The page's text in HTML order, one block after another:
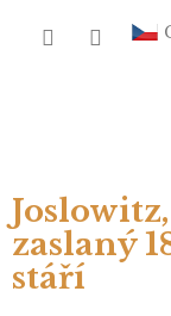
zaslaný
stáří